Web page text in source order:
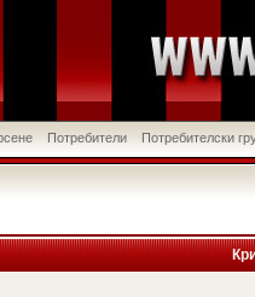
Потребители Потребителски